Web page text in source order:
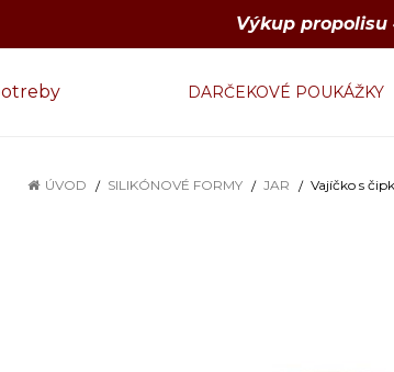
Výkup
DARČEKOVÉ POUKÁŽKY
ÚVOD SILIKÓNOVÉ FORMY JAR Vajíčko s